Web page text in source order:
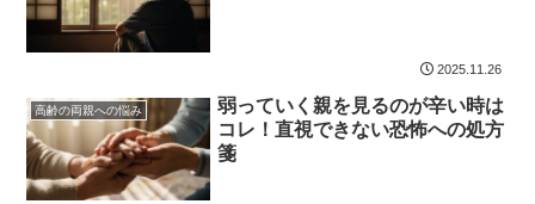
2025.11.26
高齢の両親への悩み
弱っていく親を見るのが辛い時は
コレ！直視できない恐怖への処方
箋